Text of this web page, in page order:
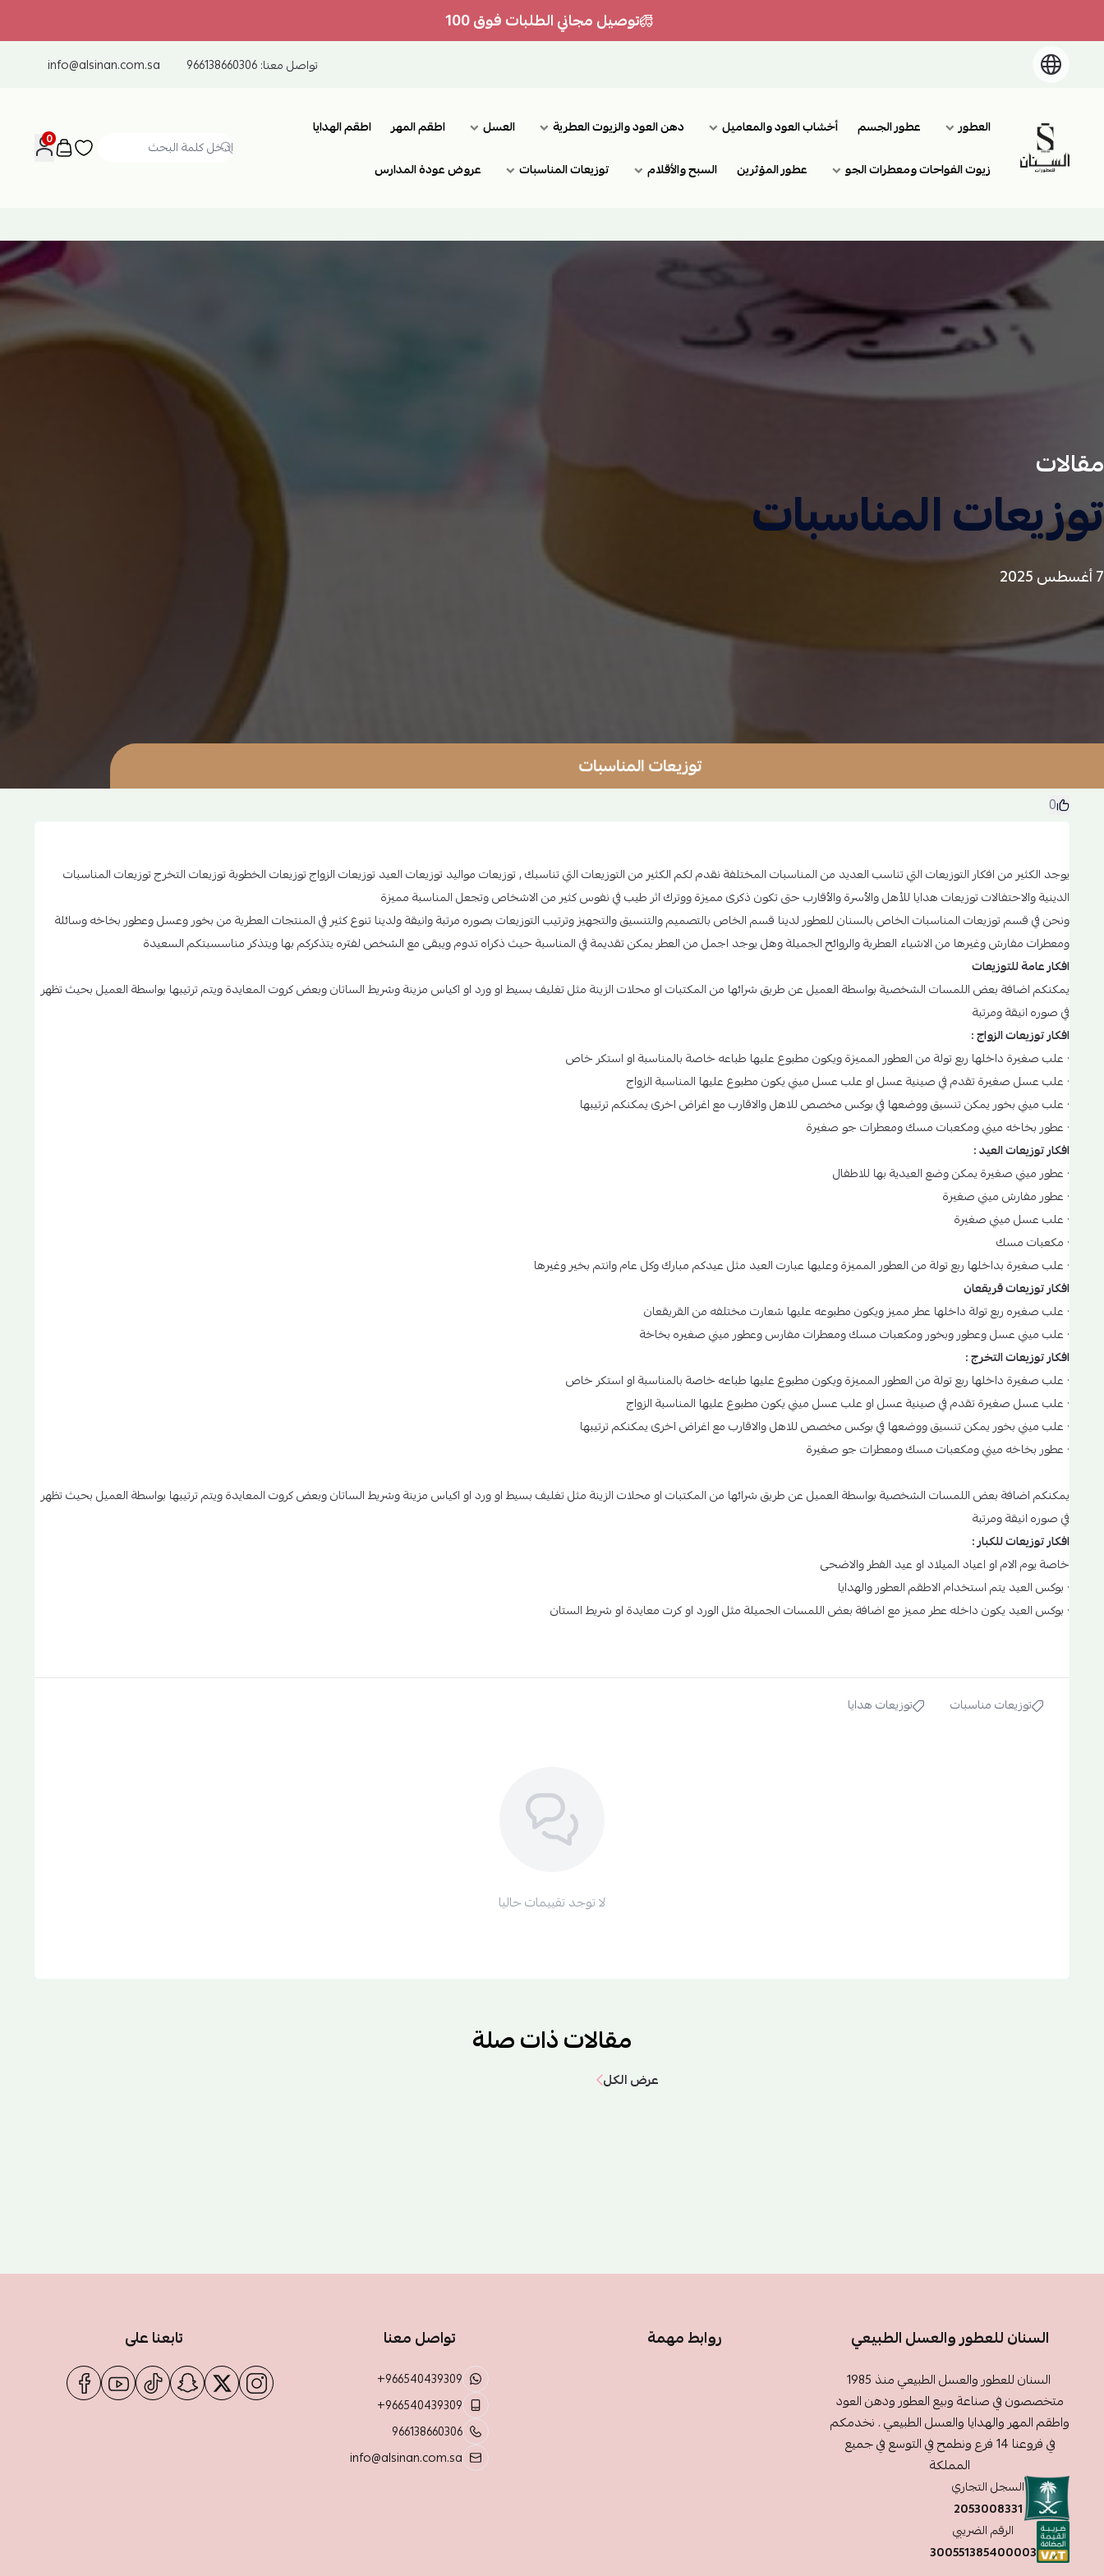
توصيل مجاني الطلبات فوق 100
تواصل معنا:966138660306
info@alsinan.com.sa
السنان للعطور والعسل الطبيعي
العطور عطور الجسم أخشاب العود والمعاميل دهن العود والزيوت العطرية العسل اطقم المهر
اطقم الهدايا
زيوت الفواحات ومعطرات الجو
عطور المؤثرين السبح والأقلام توزيعات المناسبات عروض عودة المدارس
0
مقالات
توزيعات المناسبات
7 أغسطس 2025
توزيعات المناسبات
0
يوجد الكثير من افكار التوزيعات التي تناسب العديد من المناسبات المختلفة نقدم لكم الكثير من التوزيعات التي تناسبك , توزيعات مواليد توزيعات العيد توزيعات الزواج توزيعات الخطوبة توزيعات التخرج توزيعات المناسبات
الدينية والاحتفالات توزيعات هدايا للأهل والأسرة والأقارب حتى تكون ذكرى مميزة ووترك اثر طيب في نفوس كثير من الاشخاص وتجعل المناسبة مميزة
ونحن في قسم توزيعات المناسبات الخاص بالسنان للعطور لدينا قسم الخاص بالتصميم والتنسيق والتجهيز وترتيب التوزيعات بصوره مرتبة وانيقة ولدينا تنوع كثير في المنتجات العطرية من بخور وعسل وعطور بخاخه وسائلة
ومعطرات مفارش وغيرها من الاشياء العطرية والروائح الجميلة وهل يوجد اجمل من العطر يمكن تقديمة في المناسبة حيث ذكراه تدوم ويبقى مع الشخص لفتره يتذكركم بها ويتذكر مناسسبتكم السعيدة
افكار عامة للتوزيعات
يمكنكم اضافة بعض اللمسات الشخصية بواسطة العميل عن طريق شرائها من المكتبات او محلات الزينة مثل تغليف بسيط او ورد او اكياس مزينة وشريط الساتان وبعض كروت المعايدة ويتم ترتيبها بواسطة العميل بحيث تظهر
في صوره انيقة ومرتبة
افكار توزيعات الزواج :
· علب صغيرة داخلها ربع تولة من العطور المميزة ويكون مطبوع عليها طباعه خاصة بالمناسبة او استكر خاص
· علب عسل صغيرة تقدم في صينية عسل او علب عسل ميني يكون مطبوع عليها المناسبة الزواج
· علب ميني بخور يمكن تنسيق ووضعها في بوكس مخصص للاهل والاقارب مع اغراض اخرى يمكنكم ترتيبها
· عطور بخاخه ميني ومكعبات مسك ومعطرات جو صغيرة
افكار توزيعات العيد :
· عطور ميني صغيرة يمكن وضع العيدية بها للاطفال
· عطور مفارش ميني صغيرة
· علب عسل ميني صغيرة
· مكعبات مسك
· علب صغيرة بداخلها ربع تولة من العطور المميزة وعليها عبارت العيد مثل عيدكم مبارك وكل عام وانتم بخير وغيرها
افكار توزيعات قريقعان
· علب صغيره ربع تولة داخلها عطر مميز ويكون مطبوعه عليها شعارت مختلفه من القريقعان
· علب ميني عسل وعطور وبخور ومكعبات مسك ومعطرات مفارس وعطور ميني صغيره بخاخة
افكار توزيعات التخرج :
· علب صغيرة داخلها ربع تولة من العطور المميزة ويكون مطبوع عليها طباعه خاصة بالمناسبة او استكر خاص
· علب عسل صغيرة تقدم في صينية عسل او علب عسل ميني يكون مطبوع عليها المناسبة الزواج
· علب ميني بخور يمكن تنسيق ووضعها في بوكس مخصص للاهل والاقارب مع اغراض اخرى يمكنكم ترتيبها
· عطور بخاخه ميني ومكعبات مسك ومعطرات جو صغيرة
يمكنكم اضافة بعض اللمسات الشخصية بواسطة العميل عن طريق شرائها من المكتبات او محلات الزينة مثل تغليف بسيط او ورد او اكياس مزينة وشريط الساتان وبعض كروت المعايدة ويتم ترتيبها بواسطة العميل بحيث تظهر
في صوره انيقة ومرتبة
افكار توزيعات للكبار :
خاصة يوم الام او اعياد الميلاد او عيد الفطر والاضحى
· بوكس العيد يتم استخدام الاطقم العطور والهدايا
· بوكس العيد يكون داخله عطر مميز مع اضافة بعض اللمسات الجميلة مثل الورد او كرت معايدة او شريط الستان
توزيعات مناسبات توزيعات هدايا
لا توجد تقييمات حاليا
مقالات ذات صلة
عرض الكل
السنان للعطور والعسل الطبيعي
السنان للعطور والعسل الطبيعي منذ 1985
متخصصون في صناعة وبيع العطور ودهن العود
واطقم المهر والهدايا والعسل الطبيعي . نخدمكم
في فروعنا 14 فرع ونطمح في التوسع في جميع
المملكة
السجل التجاري
2053008331
الرقم الضريبي
300551385400003
روابط مهمة تواصل معنا
+966540439309
+966540439309
966138660306
info@alsinan.com.sa
تابعنا على